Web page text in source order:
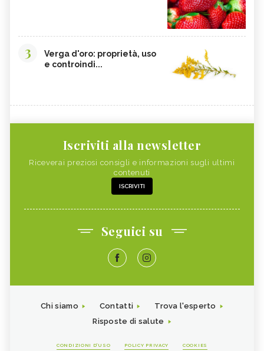
3
Verga d'oro: proprietà, uso
e controindi...
Iscriviti alla newsletter
Riceverai preziosi consigli e informazioni sugli ultimi
contenuti
ISCRIVITI
Seguici su
Chi siamo Contatti
Trova l'esperto
Risposte di salute
CONDIZIONI D'USO POLICY PRIVACY COOKIES